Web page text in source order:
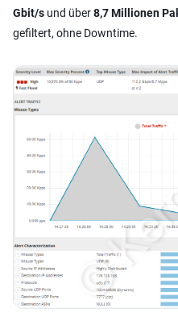
Gbit/s und über8,7 Millionen
gefiltert, ohne Downtime.